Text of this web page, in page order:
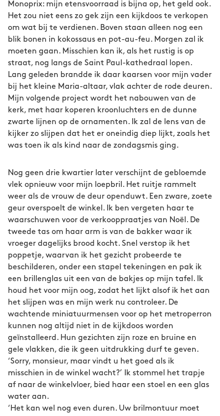
Monoprix: mijn etensvoorraad is bijna op, het geld ook.
Het zou niet eens zo gek zijn een kijkdoos te verkopen
om wat bij te verdienen. Boven staan alleen nog een
blik bonen in kokossaus en pot-au-feu. Morgen zal ik
moeten gaan. Misschien kan ik, als het rustig is op
straat, nog langs de Saint Paul-kathedraal lopen.
Lang geleden brandde ik daar kaarsen voor mijn vader
bij het kleine Maria-altaar, vlak achter de rode deuren.
Mijn volgende project wordt het nabouwen van de
kerk, met haar koperen kroonluchters en de dunne
zwarte lijnen op de ornamenten. Ik zal de lens van de
kijker zo slijpen dat het er oneindig diep lijkt, zoals het
was toen ik als kind naar de zondagsmis ging.
Nog geen drie kwartier later verschijnt de gebloemde
vlek opnieuw voor mijn loepbril. Het ruitje rammelt
weer als de vrouw de deur openduwt. Een zware, zoete
geur overspoelt de winkel. Ik ben vergeten haar te
waarschuwen voor de verkooppraatjes van Noël. De
tweede tas om haar arm is van de bakker waar ik
vroeger dagelijks brood kocht. Snel verstop ik het
poppetje, waarvan ik het gezicht probeerde te
beschilderen, onder een stapel tekeningen en pak ik
een brillenglas uit een van de bakjes op mijn tafel. Ik
houd het voor mijn oog, zodat het lijkt alsof ik het aan
het slijpen was en mijn werk nu controleer. De
wachtende miniatuurmensen voor op het metroperron
kunnen nog altijd niet in de kijkdoos worden
geïnstalleerd. Hun gezichten zijn roze en bruine en
gele vlakken, die ik geen uitdrukking durf te geven.
‘Sorry, monsieur, maar vindt u het goed als ik
misschien in de winkel wacht?’ Ik stommel het trapje
af naar de winkelvloer, bied haar een stoel en een glas
water aan.
‘Het kan wel nog even duren. Uw brilmontuur moet